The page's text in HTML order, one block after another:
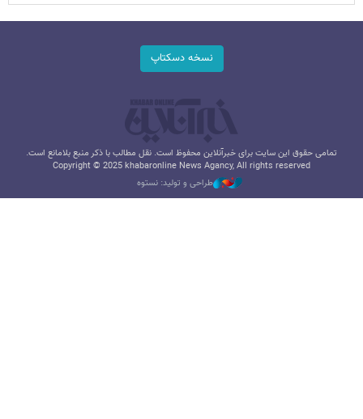
نسخه دسکتاپ
تمامی حقوق این سایت برای خبرآنلاین محفوظ است. نقل مطالب با ذکر منبع بلامانع است.
Copyright © 2025 khabaronline News Agancy, All rights reserved
طراحی و تولید: نستوه